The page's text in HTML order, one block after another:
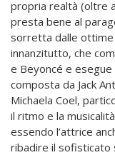
propria realtà (oltre
presta bene al
sorretta dalle ottime
innanzitutto, che
e Beyoncé e
composta da Jack
Michaela Coel,
il ritmo e la
essendo l’attrice
ribadire il sofisticato